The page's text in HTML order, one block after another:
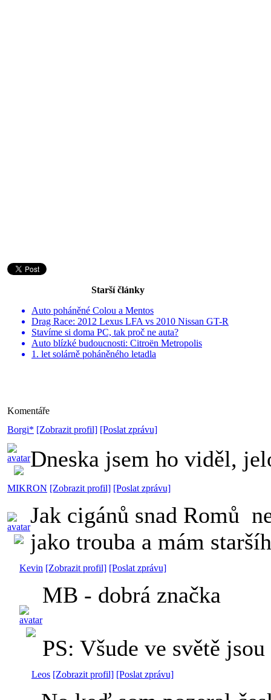
Starší články
Auto poháněné Colou a Mentos
Drag Race: 2012 Lexus LFA vs 2010 Nissan GT-R
Stavíme si doma PC, tak proč ne auta?
Auto blízké budoucnosti: Citroën Metropolis
1. let solárně poháněného letadla
Komentáře
Borgi* [Zobrazit profil] [Poslat zprávu]
Dneska jsem ho viděl,
MIKRON [Zobrazit profil] [Poslat zprávu]
Jak cigánů snad Romů
jako trouba a mám
Kevin [Zobrazit profil] [Poslat zprávu]
MB - dobrá značka
PS: Všude ve světě
Leos [Zobrazit profil] [Poslat zprávu]